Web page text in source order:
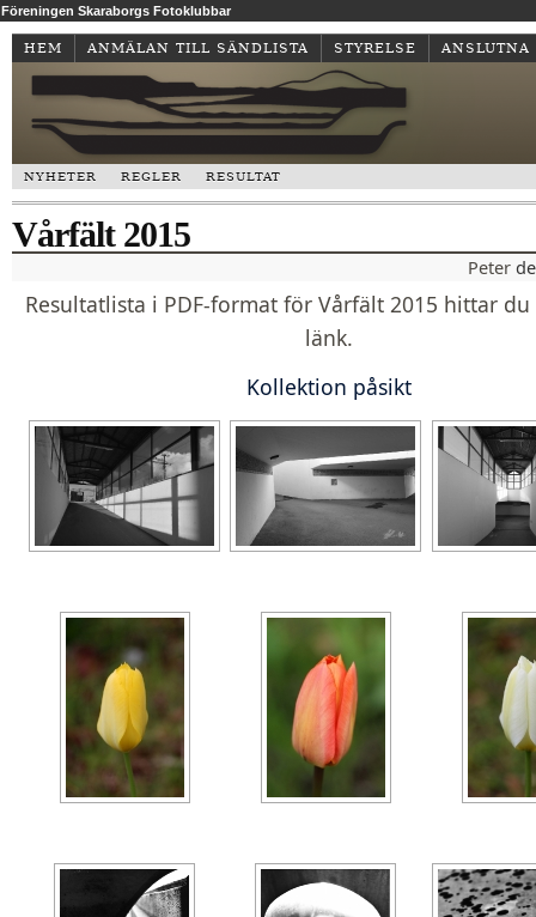
Föreningen Skaraborgs Fotoklubbar
HEM ANMÄLAN TILL SÄNDLISTA STYRELSE ANSLUTNA
NYHETER REGLER RESULTAT
Vårfält 2015
Peter
Resultatlista i PDF-format för Vårfält 2015 hittar
länk.
Kollektion påsikt